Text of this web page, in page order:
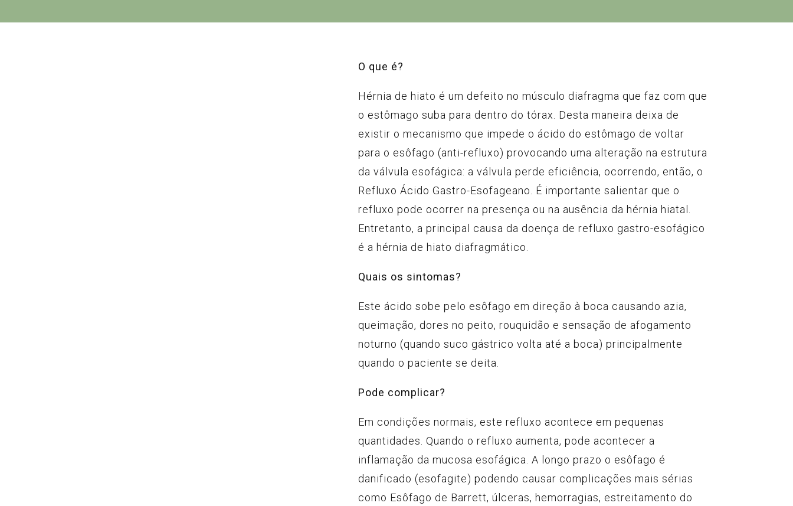
O que é?
Hérnia de hiato é um defeito no músculo diafragma que faz com que
o estômago suba para dentro do tórax. Desta maneira deixa de
existir o mecanismo que impede o ácido do estômago de voltar
para o esôfago (anti-refluxo) provocando uma alteração na estrutura
da válvula esofágica: a válvula perde eficiência, ocorrendo, então, o
Refluxo Ácido Gastro-Esofageano. É importante salientar que o
refluxo pode ocorrer na presença ou na ausência da hérnia hiatal.
Entretanto, a principal causa da doença de refluxo gastro-esofágico
é a hérnia de hiato diafragmático.
Quais os sintomas?
Este ácido sobe pelo esôfago em direção à boca causando azia,
queimação, dores no peito, rouquidão e sensação de afogamento
noturno (quando suco gástrico volta até a boca) principalmente
quando o paciente se deita.
Pode complicar?
Em condições normais, este refluxo acontece em pequenas
quantidades. Quando o refluxo aumenta, pode acontecer a
inflamação da mucosa esofágica. A longo prazo o esôfago é
danificado (esofagite) podendo causar complicações mais sérias
como Esôfago de Barrett, úlceras, hemorragias, estreitamento do